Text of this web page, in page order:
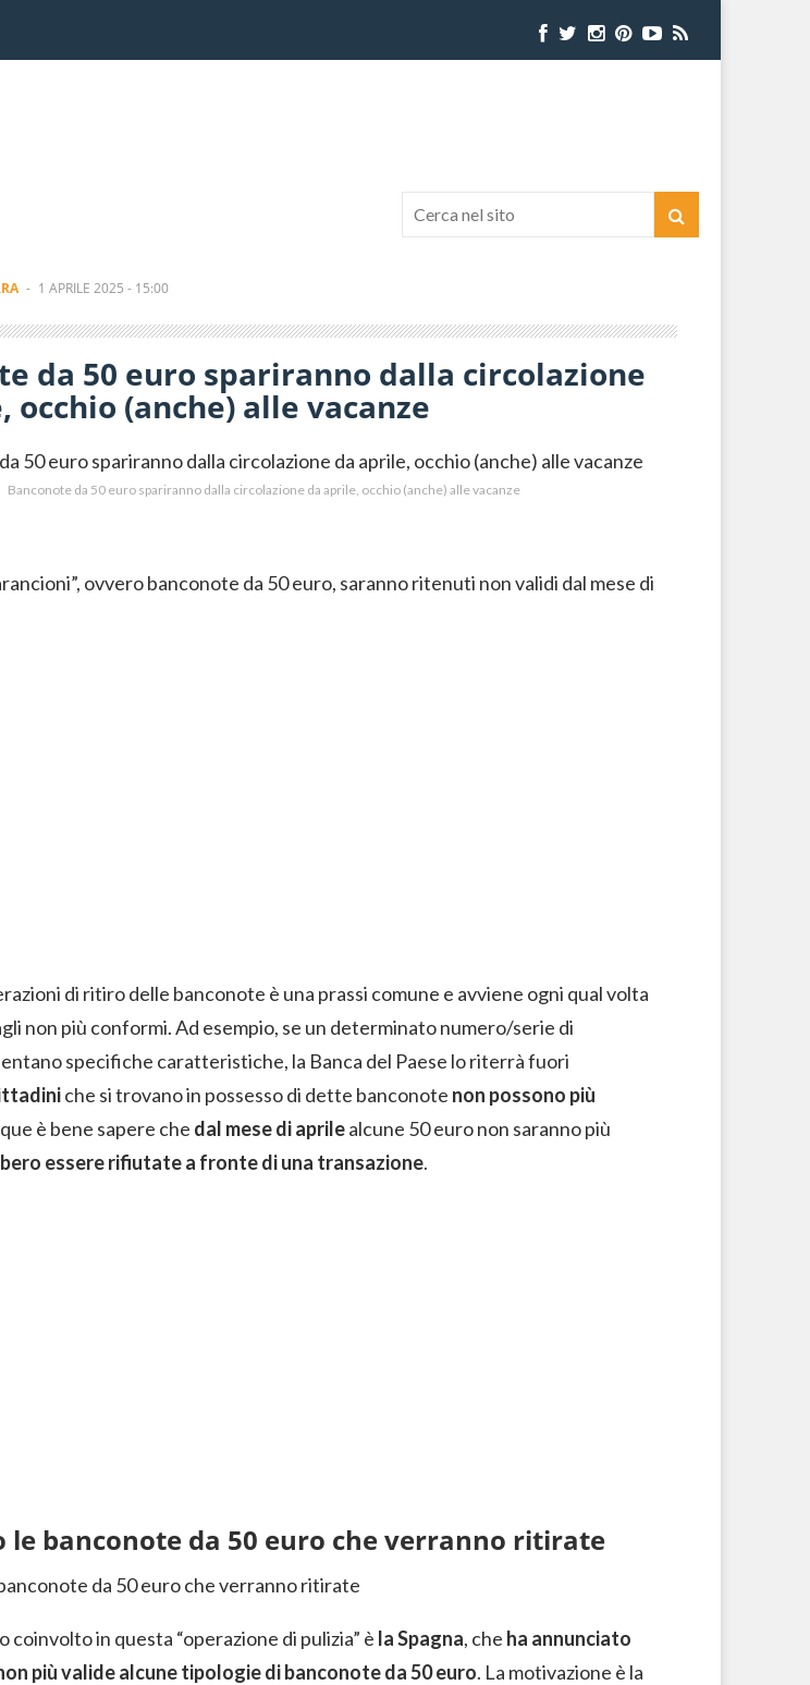
- 1 APRILE 2025 - 15:00
da 50 euro spariranno dalla circolazione
occhio (anche) alle vacanze
Banconote da 50 euro spariranno dalla circolazione da aprile, occhio (anche) alle vacanze
ovvero banconote da 50 euro, saranno ritenuti non validi dal mese di
di ritiro delle banconote è una prassi comune e avviene ogni qual volta
non più conformi. Ad esempio, se un determinato numero/serie di
specifiche caratteristiche, la Banca del Paese lo riterrà fuori
che si trovano in possesso di dette banconote non possono più
è bene sapere che dal mese di aprilealcune 50 euro non saranno più
essere rifiutate a fronte di una transazione.
le banconote da 50 euro che verranno ritirate
coinvolto in questa “operazione di pulizia” è la Spagna, che ha annunciato
più valide alcune tipologie di banconote da 50 euro. La motivazione è la